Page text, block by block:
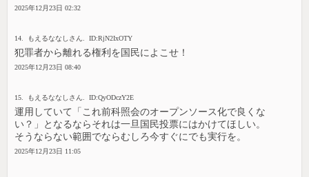
2025年12月23日 02:32
14. もえるななしさん. ID:RjN2IxOTY
犯罪者から離れる権利を国民によこせ！
2025年12月23日 08:40
15. もえるななしさん. ID:QyODczY2E
運用していて「これ前科照会のオープンソース化で良くな
い？」となるならそれは一旦国民投票にはかけてほしい。
そうならない範囲でならむしろ今すぐにでも実行を。
2025年12月23日 11:05